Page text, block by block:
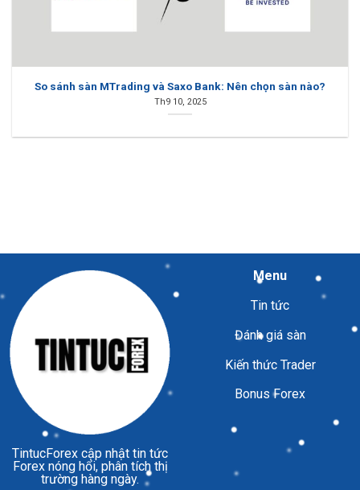
So sánh sàn MTrading và Saxo Bank: Nên chọn sàn nào?
Th9 10, 2025
TintucForex cập nhật tin tức
Forex nóng hổi, phân tích thị
trường hàng ngày.
Menu
Tin tức
Đánh giá sàn
Kiến thức Trader
Bonus Forex